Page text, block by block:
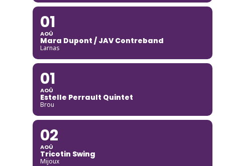
01
AOÛ
Mara Dupont / JAV Contreband
Larnas
01
AOÛ
Estelle Perrault Quintet
Brou
02
AOÛ
Tricotin Swing
Mijoux